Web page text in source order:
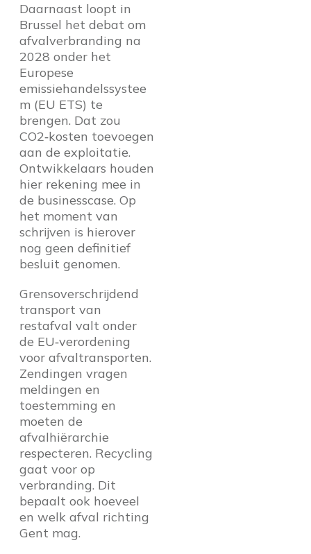
Daarnaast loopt in
Brussel het debat om
afvalverbranding na
2028 onder het
Europese
emissiehandelssystee
m (EU ETS) te
brengen. Dat zou
CO2‑kosten toevoegen
aan de exploitatie.
Ontwikkelaars houden
hier rekening mee in
de businesscase. Op
het moment van
schrijven is hierover
nog geen definitief
besluit genomen.
Grensoverschrijdend
transport van
restafval valt onder
de EU‑verordening
voor afvaltransporten.
Zendingen vragen
meldingen en
toestemming en
moeten de
afvalhiërarchie
respecteren. Recycling
gaat voor op
verbranding. Dit
bepaalt ook hoeveel
en welk afval richting
Gent mag.